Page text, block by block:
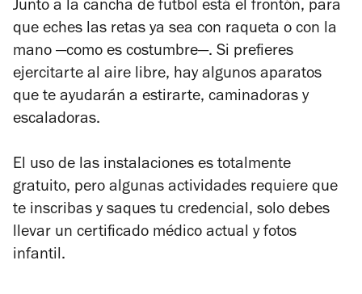
Junto a la cancha de futbol está el frontón, para
que eches las retas ya sea con raqueta o con la
mano —como es costumbre—. Si prefieres
ejercitarte al aire libre, hay algunos aparatos
que te ayudarán a estirarte, caminadoras y
escaladoras.
El uso de las instalaciones es totalmente
gratuito, pero algunas actividades requiere que
te inscribas y saques tu credencial, solo debes
llevar un certificado médico actual y fotos
infantil.